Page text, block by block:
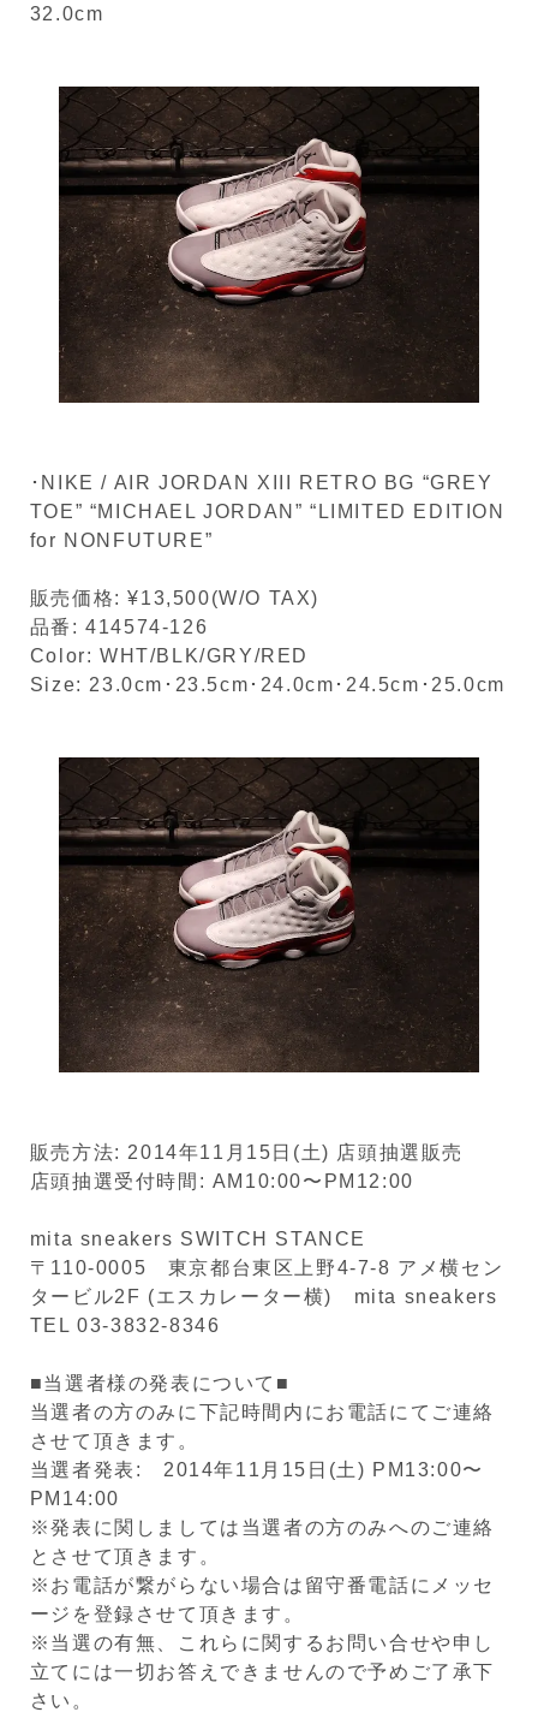
32.0cm
･NIKE / AIR JORDAN XIII RETRO BG “GREY
TOE” “MICHAEL JORDAN” “LIMITED EDITION
for NONFUTURE”
販売価格: ¥13,500(W/O TAX)
品番: 414574-126
Color: WHT/BLK/GRY/RED
Size: 23.0cm･23.5cm･24.0cm･24.5cm･25.0cm
販売方法: 2014年11月15日(土) 店頭抽選販売
店頭抽選受付時間: AM10:00〜PM12:00
mita sneakers SWITCH STANCE
〒110-0005 東京都台東区上野4-7-8 アメ横セン
タービル2F (エスカレーター横) mita sneakers
TEL 03-3832-8346
■当選者様の発表について■
当選者の方のみに下記時間内にお電話にてご連絡
させて頂きます。
当選者発表: 2014年11月15日(土) PM13:00〜
PM14:00
※発表に関しましては当選者の方のみへのご連絡
とさせて頂きます。
※お電話が繋がらない場合は留守番電話にメッセ
ージを登録させて頂きます。
※当選の有無、これらに関するお問い合せや申し
立てには一切お答えできませんので予めご了承下
さい。